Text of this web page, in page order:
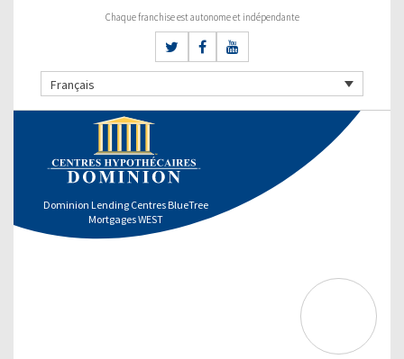
Chaque franchise est autonome et indépendante
Français
Dominion Lending Centres BlueTree
Mortgages WEST